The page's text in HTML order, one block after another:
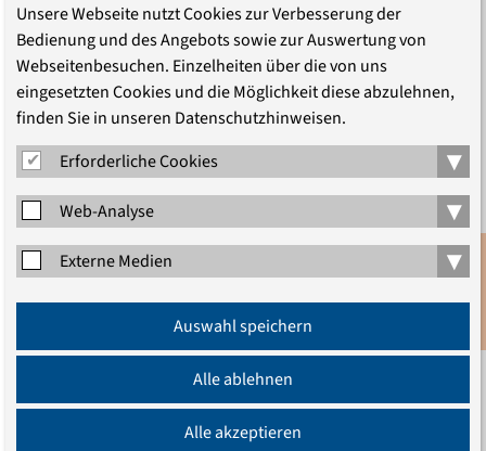
Veranstaltungen unterstützen. Zu den Aufgaben
gehören die Betreuung von digitalen und hybriden
Veranstaltungen, Streamings, Video- und Audioschnitt
sowie die Betreuung von Referent*innen und
Teilnehmenden.
Zur Stellenausschreibung (PDF, 51.8 KB)
Erschienen am 16.03.2026
Aktualisiert am 16.03.2026
Anmeldung
Unsere Webseite nutzt Cookies zur Verbesserung der
Bedienung und des Angebots sowie zur Auswertung von
Webseitenbesuchen. Einzelheiten über die von uns
eingesetzten Cookies und die Möglichkeit diese abzulehnen,
finden Sie in unseren Datenschutzhinweisen.
Erforderliche Cookies
▾
Web-Analyse ▾
Externe Medien ▾
Auswahl speichern
Alle ablehnen
Alle akzeptieren